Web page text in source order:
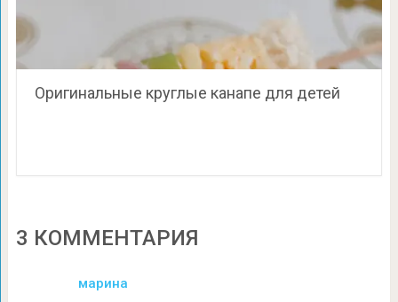
Оригинальные круглые канапе для детей
3 КОММЕНТАРИЯ
марина